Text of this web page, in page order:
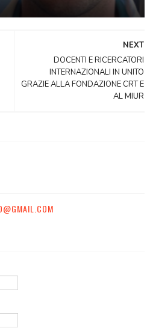
NEXT
DOCENTI E RICERCATORI
INTERNAZIONALI IN UNITO
GRAZIE ALLA FONDAZIONE CRT E
AL MIUR